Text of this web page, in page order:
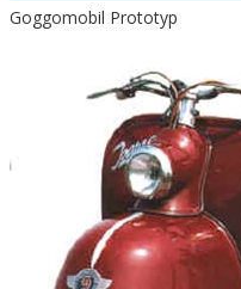
Goggomobil Prototyp